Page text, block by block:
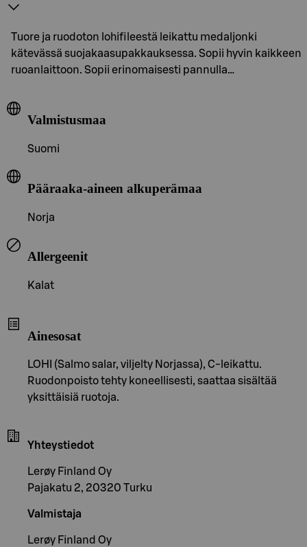
Tuore ja ruodoton lohifileestä leikattu medaljonki
kätevässä suojakaasupakkauksessa. Sopii hyvin kaikkeen
ruoanlaittoon. Sopii erinomaisesti pannulla…
Valmistusmaa
Suomi
Pääraaka-aineen alkuperämaa
Norja
Allergeenit
Kalat
Ainesosat
LOHI (Salmo salar, viljelty Norjassa), C-leikattu.
Ruodonpoisto tehty koneellisesti, saattaa sisältää
yksittäisiä ruotoja.
Yhteystiedot
Lerøy Finland Oy
Pajakatu 2, 20320 Turku
Valmistaja
Lerøy Finland Oy